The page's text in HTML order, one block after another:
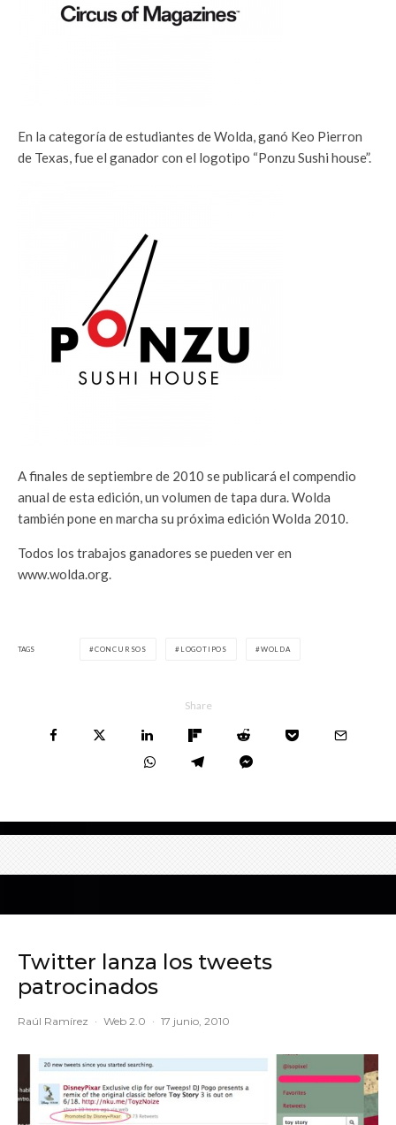
En la categoría de estudiantes de Wolda, ganó Keo Pierron
de Texas, fue el ganador con el logotipo “Ponzu Sushi house”.
A finales de septiembre de 2010 se publicará el compendio
anual de esta edición, un volumen de tapa dura. Wolda
también pone en marcha su próxima edición Wolda 2010.
Todos los trabajos ganadores se pueden ver en
www.wolda.org.
TAGS CONCURSOS LOGOTIPOS WOLDA
Share
Twitter lanza los tweets
patrocinados
Raúl Ramírez · Web 2.0 · 17 junio, 2010